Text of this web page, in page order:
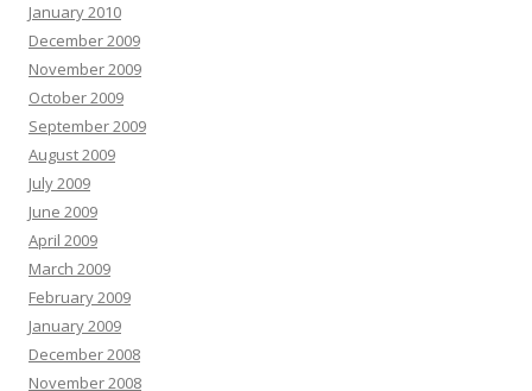
January 2010
December 2009
November 2009
October 2009
September 2009
August 2009
July 2009
June 2009
April 2009
March 2009
February 2009
January 2009
December 2008
November 2008